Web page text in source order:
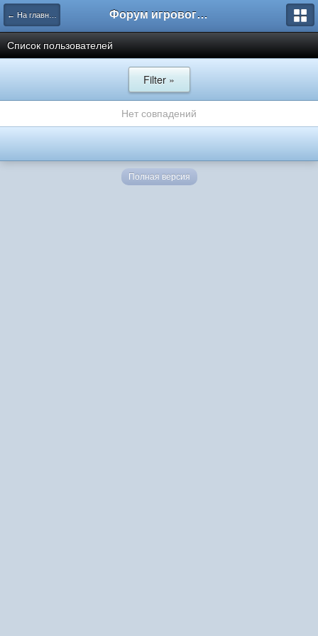
← На главную Форум игрового проекта Riverrise
Список пользователей
Filter »
Нет совпадений
Полная версия